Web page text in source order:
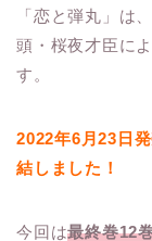
「恋と弾丸」は
頭・桜夜才臣に
す。
2022年6月23日
結しました！
今回は最終巻12